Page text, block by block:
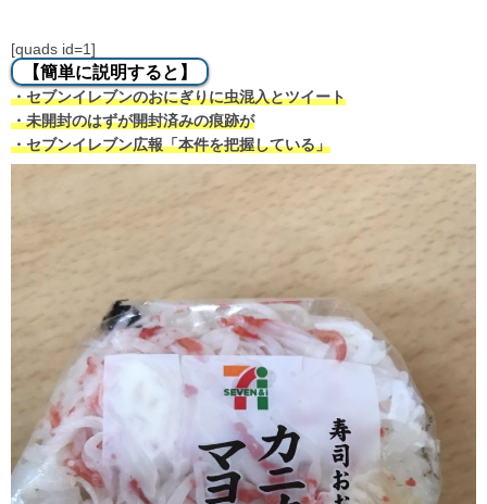
[quads id=1]
【簡単に説明すると】
・セブンイレブンのおにぎりに虫混入とツイート
・未開封のはずが開封済みの痕跡が
・セブンイレブン広報「本件を把握している」